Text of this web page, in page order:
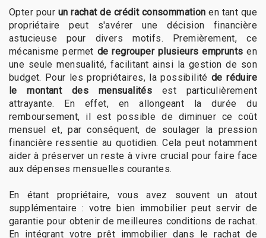
Opter pour un rachat de crédit consommation en tant que
propriétaire peut s'avérer une décision financière
astucieuse pour divers motifs. Premièrement, ce
mécanisme permet de regrouper plusieurs emprunts en
une seule mensualité, facilitant ainsi la gestion de son
budget. Pour les propriétaires, la possibilitéde réduire
le montant des mensualités est particulièrement
attrayante. En effet, en allongeant la durée du
remboursement, il est possible de diminuer ce coût
mensuel et, par conséquent, de soulager la pression
financière ressentie au quotidien. Cela peut notamment
aider à préserver un reste à vivre crucial pour faire face
aux dépenses mensuelles courantes.
En étant propriétaire, vous avez souvent un atout
supplémentaire : votre bien immobilier peut servir de
garantie pour obtenir de meilleures conditions de rachat.
En intégrant votre prêt immobilier dans le rachat de